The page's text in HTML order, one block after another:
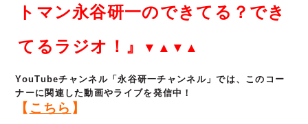
トマン永谷研一のできてる？でき
てるラジオ！』
▼▲▼▲
YouTubeチャンネル「永谷研一チャンネル」では、このコー
ナーに関連した動画やライブを発信中！
【 こちら 】